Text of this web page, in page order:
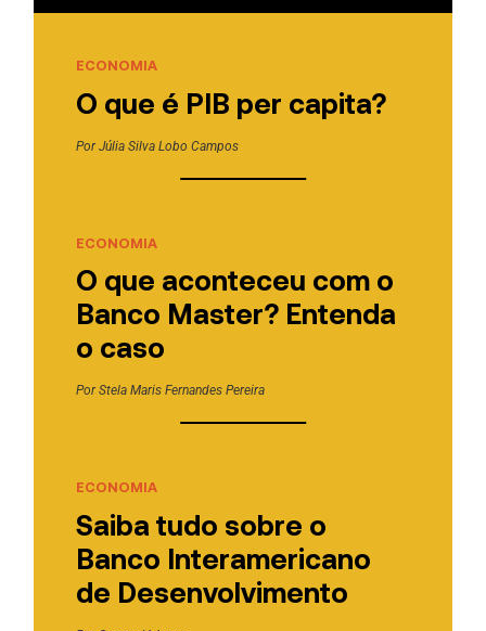
ECONOMIA
O que é PIB per capita?
PorJúlia Silva Lobo Campos
ECONOMIA
O que aconteceu com o
Banco Master? Entenda
o caso
PorStela Maris Fernandes Pereira
ECONOMIA
Saiba tudo sobre o
Banco Interamericano
de Desenvolvimento